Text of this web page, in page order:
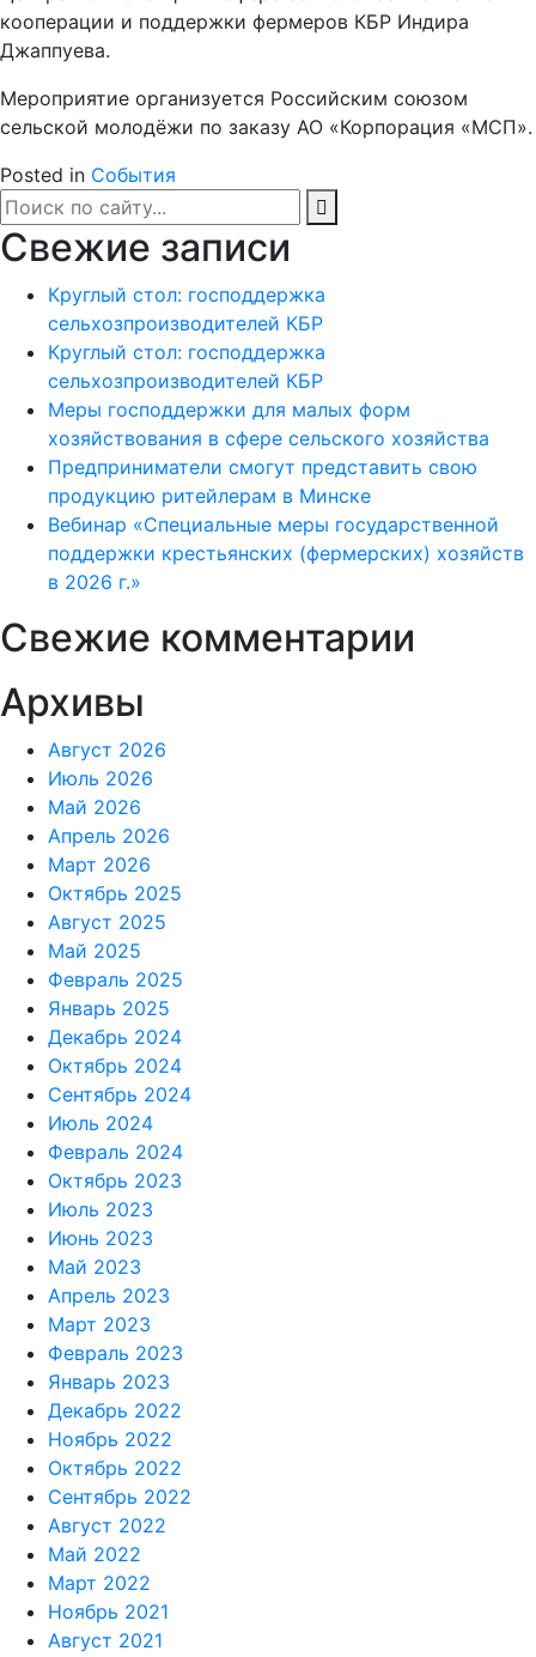
кооперации и поддержки фермеров КБР Индира
Джаппуева.
Мероприятие организуется Российским союзом
сельской молодёжи по заказу АО «Корпорация «МСП».
Posted in События
Свежие записи
Круглый стол: господдержка
сельхозпроизводителей КБР
Круглый стол: господдержка
сельхозпроизводителей КБР
Меры господдержки для малых форм
хозяйствования в сфере сельского хозяйства
Предприниматели смогут представить свою
продукцию ритейлерам в Минске
Вебинар «Специальные меры государственной
поддержки крестьянских (фермерских) хозяйств
в 2026 г.»
Свежие комментарии
Архивы
Август 2026
Июль 2026
Май 2026
Апрель 2026
Март 2026
Октябрь 2025
Август 2025
Май 2025
Февраль 2025
Январь 2025
Декабрь 2024
Октябрь 2024
Сентябрь 2024
Июль 2024
Февраль 2024
Октябрь 2023
Июль 2023
Июнь 2023
Май 2023
Апрель 2023
Март 2023
Февраль 2023
Январь 2023
Декабрь 2022
Ноябрь 2022
Октябрь 2022
Сентябрь 2022
Август 2022
Май 2022
Март 2022
Ноябрь 2021
Август 2021